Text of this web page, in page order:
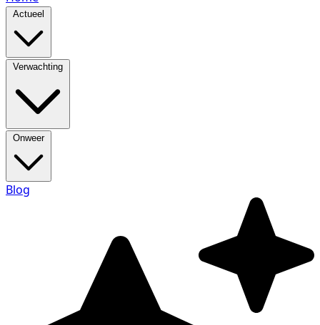
Actueel
Verwachting
Onweer
Blog